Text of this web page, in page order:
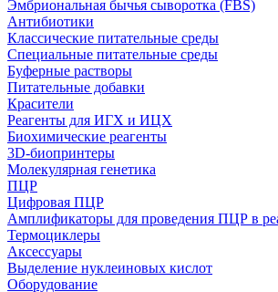
Эмбриональная бычья сыворотка (FBS)
Антибиотики
Классические питательные среды
Специальные питательные среды
Буферные растворы
Питательные добавки
Красители
Реагенты для ИГХ и ИЦХ
Биохимические реагенты
3D-биопринтеры
Молекулярная генетика
ПЦР
Цифровая ПЦР
Амплификаторы для проведения ПЦР в
Термоциклеры
Аксессуары
Выделение нуклеиновых кислот
Оборудование